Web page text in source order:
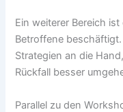
Ein weiterer Bereich ist
Betroffene
Strategien an die
Rückfall besser
Parallel zu den